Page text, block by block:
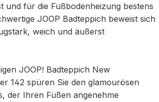
und für die Fußbodenheizung bestens
JOOP Badteppich beweist sich
weich und äußerst
JOOP! Badteppich New
142 spüren Sie den glamourösen
der Ihren Füßen angenehme